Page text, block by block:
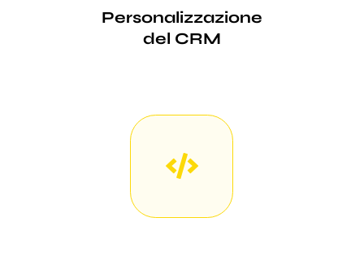
Personalizzazione
del CRM